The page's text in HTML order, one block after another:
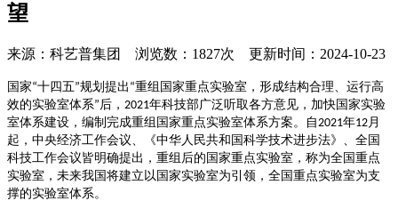
望
来源：科艺普集团 浏览数：1827次 更新时间：2024-10-23
国家“十四五”规划提出 “重组国家重点实验室，形成结构合理、运行高
效的实验室体系” 后， 2021年科技部广泛听取各方意见，加快国家实验
室体系建设，编制完成重组国家重点实验室体系方案。自2021年12 月
起，中央经济工作会议、《中华人民共和国科学技术进步法》、全国
科技工作会议皆明确提出，重组后的国家重点实验室，称为全国重点
实验室，未来我国将建立以国家实验室为引领，全国重点实验室为支
撑的实验室体系。